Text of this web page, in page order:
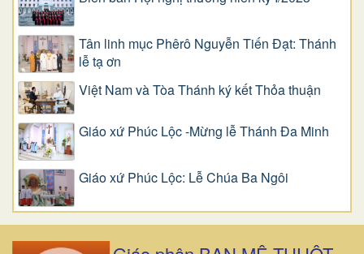
Tân linh mục Phêrô Nguyễn Tiến Đạt: Thánh
lễ tạ ơn
Việt Nam và Tòa Thánh ký kết Thỏa thuận
Giáo xứ Phúc Lộc -Mừng lễ Thánh Đa Minh
Giáo xứ Phúc Lộc: Lễ Chúa Ba Ngôi